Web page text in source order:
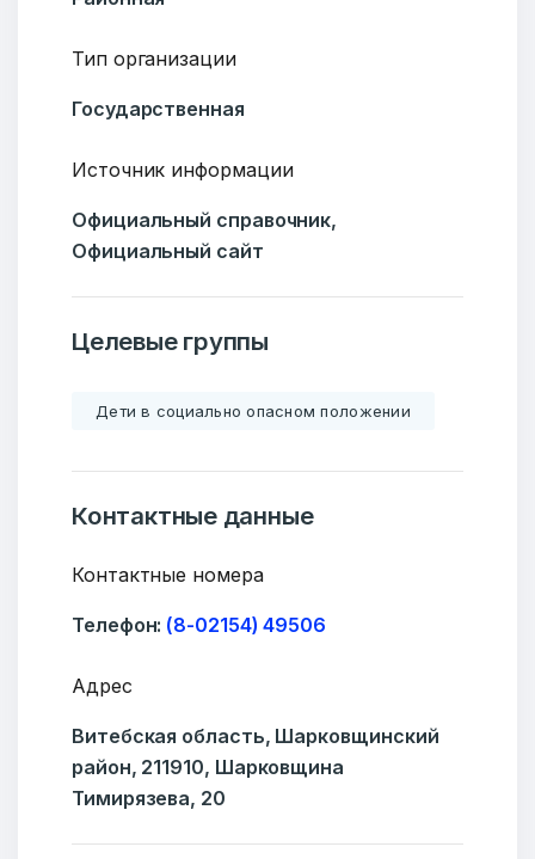
Тип организации
Государственная
Источник информации
Официальный справочник,
Официальный сайт
Целевые группы
Дети в социально опасном положении
Контактные данные
Контактные номера
Телефон: (8-02154) 49506
Адрес
Витебская область, Шарковщинский
район, 211910, Шарковщина
Тимирязева, 20